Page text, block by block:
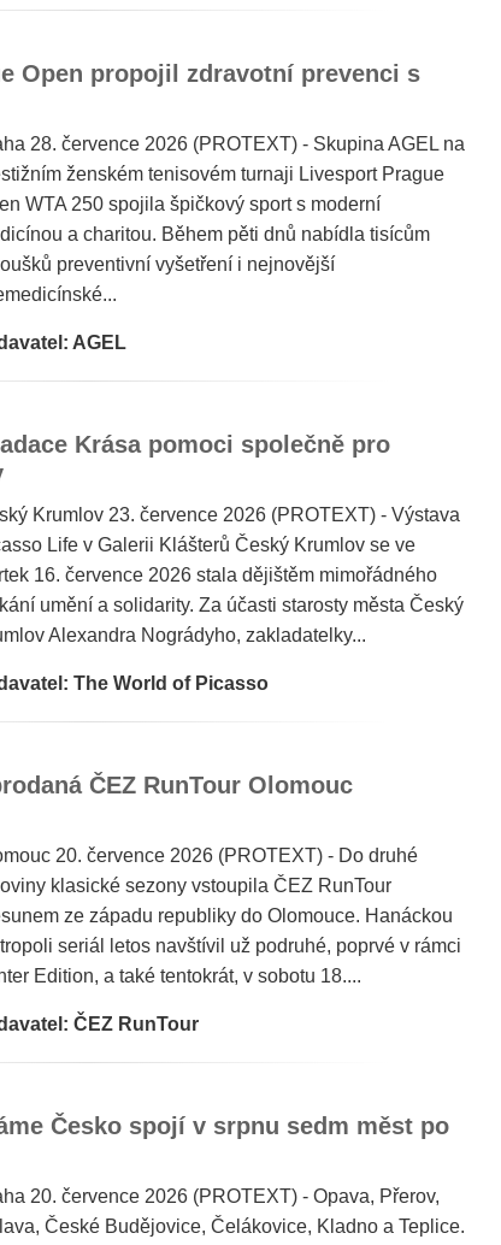
Open propojil zdravotní prevenci s
28. července 2026 (PROTEXT) - Skupina AGEL na
ženském tenisovém turnaji Livesport Prague
WTA 250 spojila špičkový sport s moderní
a charitou. Během pěti dnů nabídla tisícům
preventivní vyšetření i nejnovější
AGEL
Krása pomoci společně pro
Krumlov 23. července 2026 (PROTEXT) - Výstava
Life v Galerii Klášterů Český Krumlov se ve
16. července 2026 stala dějištěm mimořádného
umění a solidarity. Za účasti starosty města Český
Alexandra Nográdyho, zakladatelky...
The World of Picasso
ČEZ RunTour Olomouc
20. července 2026 (PROTEXT) - Do druhé
klasické sezony vstoupila ČEZ RunTour
ze západu republiky do Olomouce. Hanáckou
seriál letos navštívil už podruhé, poprvé v rámci
Edition, a také tentokrát, v sobotu 18....
ČEZ RunTour
Česko spojí v srpnu sedm měst po
20. července 2026 (PROTEXT) - Opava, Přerov,
České Budějovice, Čelákovice, Kladno a Teplice.